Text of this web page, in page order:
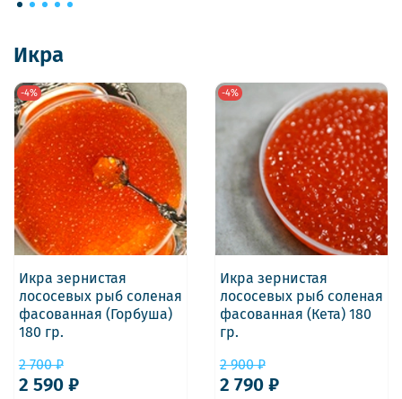
Икра
-4%
Икра зернистая
лососевых рыб соленая
фасованная (Горбуша)
180 гр.
2 700 ₽
2 590 ₽
-4%
Икра зернистая
лососевых рыб соленая
фасованная (Кета) 180
гр.
2 900 ₽
2 790 ₽